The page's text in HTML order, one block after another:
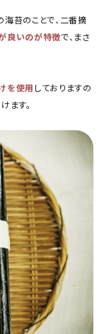
苔のことで、二番摘
良いのが特徴で、まさ
を使用 しておりますの
ます。